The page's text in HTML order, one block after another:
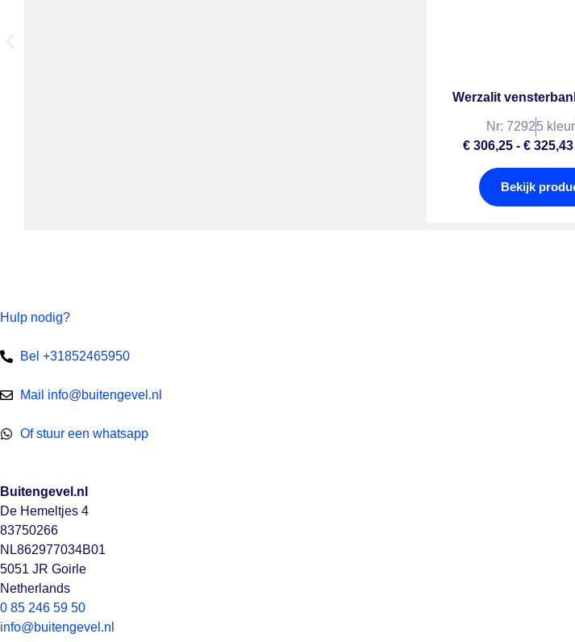
Werzalit
Nr: 72925
€306,25 - €325,43
Bekijk
Hulp nodig?
Bel +31852465950
Mail info@buitengevel.nl
Of stuur een whatsapp
Buitengevel.nl
De Hemeltjes 4
83750266
NL862977034B01
5051 JR Goirle
Netherlands
0 85 246 59 50
info@buitengevel.nl